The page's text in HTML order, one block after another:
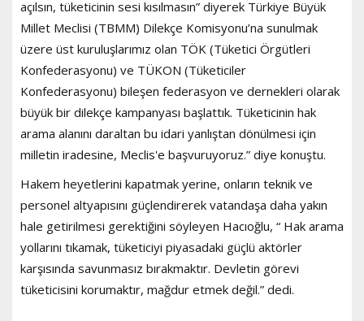
açılsın, tüketicinin sesi kısılmasın” diyerek Türkiye Büyük
Millet Meclisi (TBMM) Dilekçe Komisyonu’na sunulmak
üzere üst kuruluşlarımız olan TÖK (Tüketici Örgütleri
Konfederasyonu) ve TÜKON (Tüketiciler
Konfederasyonu) bileşen federasyon ve dernekleri olarak
büyük bir dilekçe kampanyası başlattık. Tüketicinin hak
arama alanını daraltan bu idari yanlıştan dönülmesi için
milletin iradesine, Meclis'e başvuruyoruz.” diye konuştu.
Hakem heyetlerini kapatmak yerine, onların teknik ve
personel altyapısını güçlendirerek vatandaşa daha yakın
hale getirilmesi gerektiğini söyleyen Hacıoğlu, “ Hak arama
yollarını tıkamak, tüketiciyi piyasadaki güçlü aktörler
karşısında savunmasız bırakmaktır. Devletin görevi
tüketicisini korumaktır, mağdur etmek değil.” dedi.